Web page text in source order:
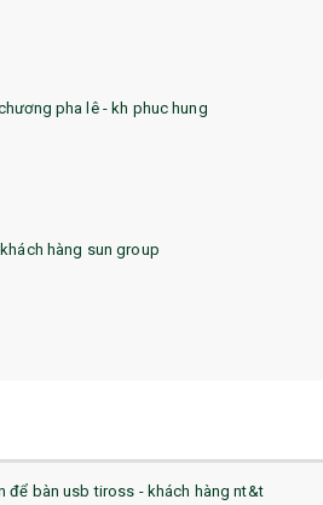
pha lê - kh phuc hung
hàng sun group
để bàn usb tiross - khách hàng nt&t